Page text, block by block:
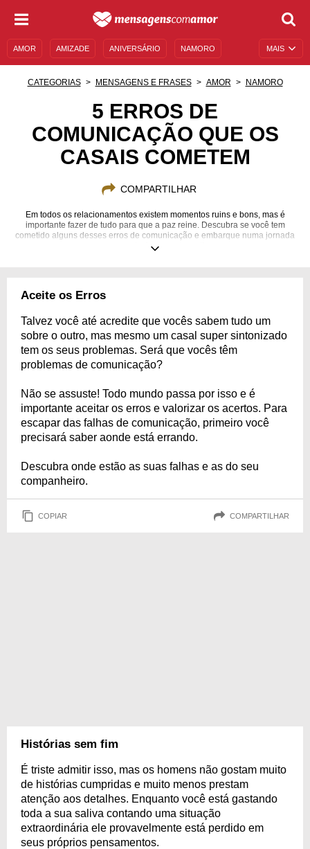
MAIS
AMOR AMIZADE ANIVERSÁRIO NAMORO
MENSAGENS E FRASES MENSAGENS DE ANIVERSÁRIO
ENTRETENIMENTO FAMOSOS BÍBLIA
CATEGORIAS MENSAGENS E FRASES AMOR NAMORO
5 ERROS DE
COMUNICAÇÃO QUE OS
CASAIS COMETEM
COMPARTILHAR
Em todos os relacionamentos existem momentos ruins e bons, mas é
importante fazer de tudo para que a paz reine. Descubra se você tem
cometido alguns desses erros de comunicação e embarque numa jornada
para um relacionamento melhor.
Aceite os Erros
Talvez você até acredite que vocês sabem tudo um
sobre o outro, mas mesmo um casal super sintonizado
tem os seus problemas. Será que vocês têm
problemas de comunicação?
Não se assuste! Todo mundo passa por isso e é
importante aceitar os erros e valorizar os acertos. Para
escapar das falhas de comunicação, primeiro você
precisará saber aonde está errando.
Descubra onde estão as suas falhas e as do seu
companheiro.
COPIAR COMPARTILHAR
Histórias sem fim
É triste admitir isso, mas os homens não gostam muito
de histórias cumpridas e muito menos prestam
atenção aos detalhes. Enquanto você está gastando
toda a sua saliva contando uma situação
extraordinária ele provavelmente está perdido em
seus próprios pensamentos.